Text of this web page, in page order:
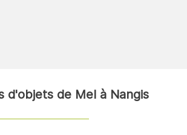
d'objets de Mel à Nangis